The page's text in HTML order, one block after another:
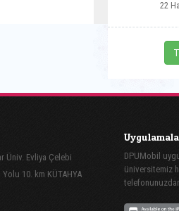
22
Üniv. Evliya Çelebi
10. km KÜTAHYA
DPUMobil
üniversitemiz